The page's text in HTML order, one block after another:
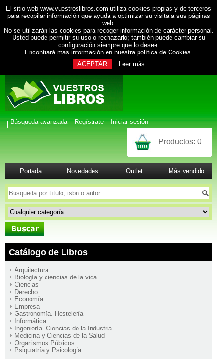
El sitio web www.vuestroslibros.com utiliza cookies propias y de terceros
para recopilar información que ayuda a optimizar su visita a sus páginas
web.
No se utilizarán las cookies para recoger información de carácter personal.
Usted puede permitir su uso o rechazarlo; también puede cambiar su
configuración siempre que lo desee.
Encontrará mas información en nuestra política de Cookies.
ACEPTAR
Leer más
Búsqueda avanzada Regístrate Iniciar sesión
Productos: 0
Portada Novedades Outlet Más vendido
Catálogo de Libros
Arquitectura
Biología y ciencias de la vida
Ciencias
Derecho
Economía
Empresa
Gastronomía. Hostelería
Informática
Ingeniería. Ciencias de la Industria
Medicina y Ciencias de la Salud
Organismos Públicos
Psiquiatría y Psicología